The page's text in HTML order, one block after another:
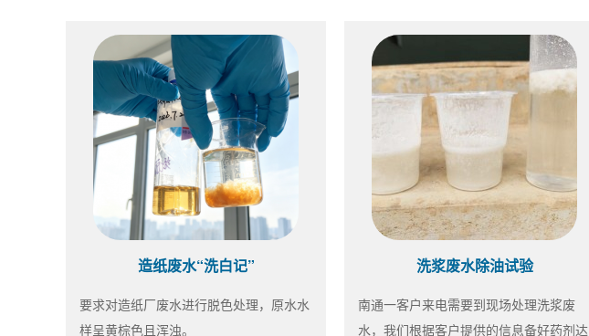
造纸废水“洗白记”
要求对造纸厂废水进行脱色处理，原水水
样呈黄棕色且浑浊。
洗浆废水除油试验
南通一客户来电需要到现场处理洗浆废
水，我们根据客户提供的信息备好药剂达